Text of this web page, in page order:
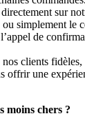
sur
simplement le
de
clients
offrir une
moins chers ?